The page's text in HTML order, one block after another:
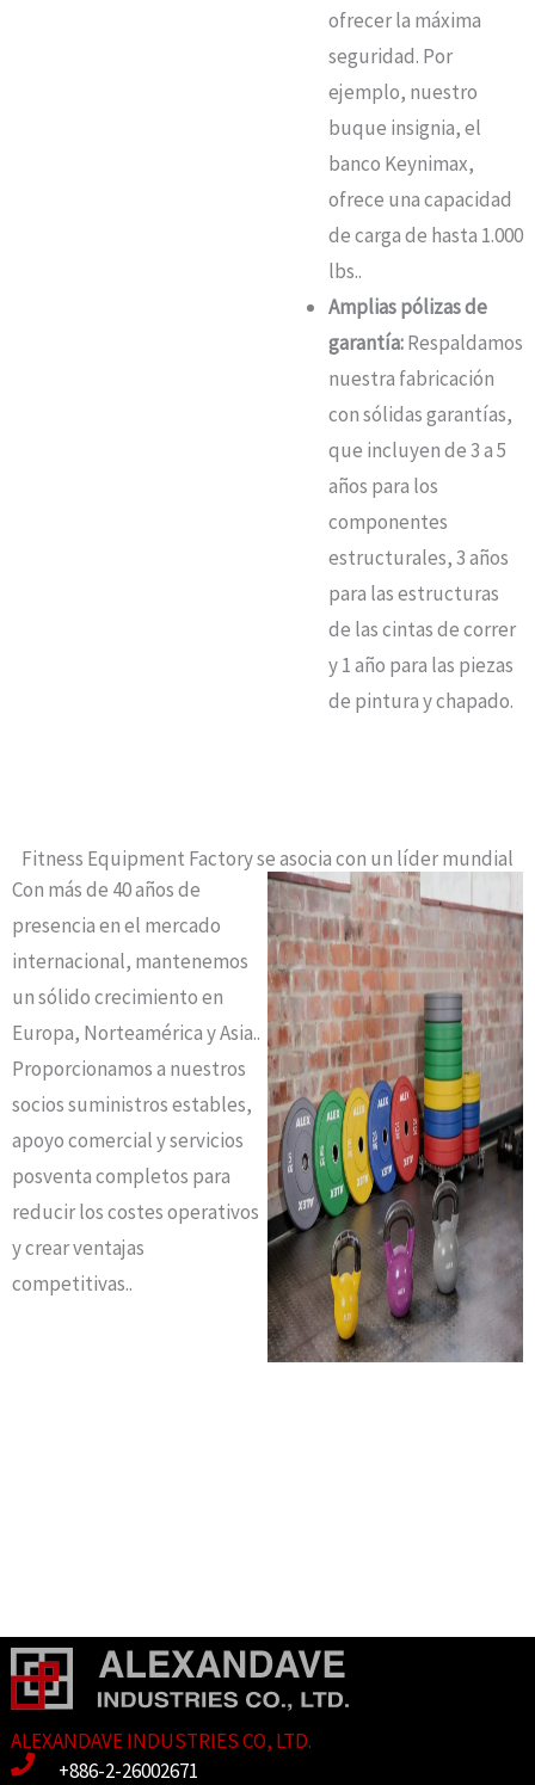
ofrecer la máxima
seguridad. Por
ejemplo, nuestro
buque insignia, el
banco Keynimax,
ofrece una capacidad
de carga de hasta 1.000
lbs..
Amplias pólizas de
garantía:Respaldamos
nuestra fabricación
con sólidas garantías,
que incluyen de 3 a 5
años para los
componentes
estructurales, 3 años
para las estructuras
de las cintas de correr
y 1 año para las piezas
de pintura y chapado.
Fitness Equipment Factory se asocia con un líder mundial
Con más de 40 años de
presencia en el mercado
internacional, mantenemos
un sólido crecimiento en
Europa, Norteamérica y Asia..
Proporcionamos a nuestros
socios suministros estables,
apoyo comercial y servicios
posventa completos para
reducir los costes operativos
y crear ventajas
competitivas..
ALEXANDAVE INDUSTRIES CO, LTD.
+886-2-26002671